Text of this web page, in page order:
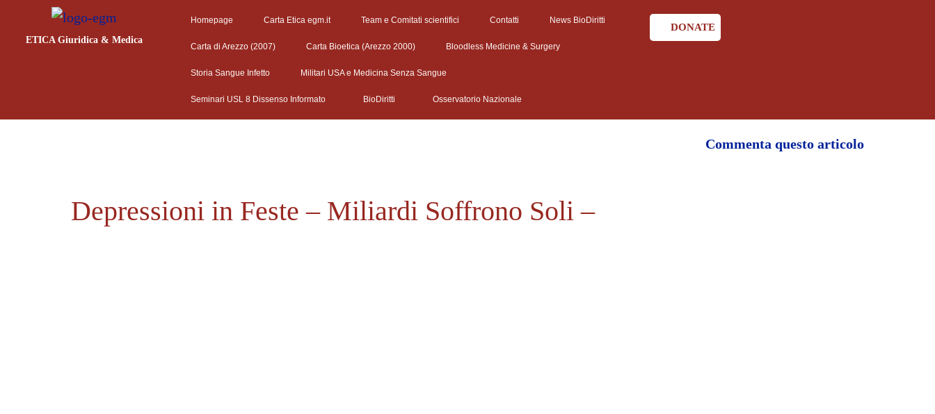
ETICA Giuridica & Medica
Homepage Carta Etica egm.it Team e Comitati scientifici Contatti News BioDiritti
Carta di Arezzo (2007) Carta Bioetica (Arezzo 2000) Bloodless Medicine & Surgery
Storia Sangue Infetto Militari USA e Medicina Senza Sangue
Seminari USL 8 Dissenso Informato BioDiritti Osservatorio Nazionale
DONATE
Commenta questo articolo
Depressioni in Feste – Miliardi Soffrono Soli –